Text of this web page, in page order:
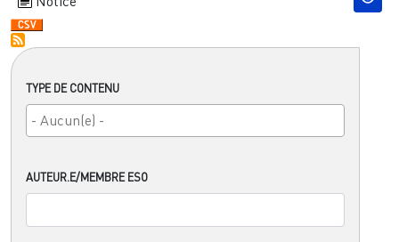
TYPE DE CONTENU
AUTEUR.E/MEMBRE ESO